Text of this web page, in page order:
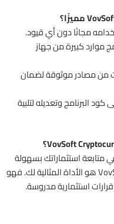
مجانًا دون أي قيود.
موارد كبيرة من جهاز
من مصادر موثوقة لضمان
البرنامج وتعديله لتلبية
متابعة استثماراتك بسهولة
وفعالية، فإن VovSoft Cryptocurrency Tracker هو الأداة المثالية لك. فهو
استثمارية مدروسة.